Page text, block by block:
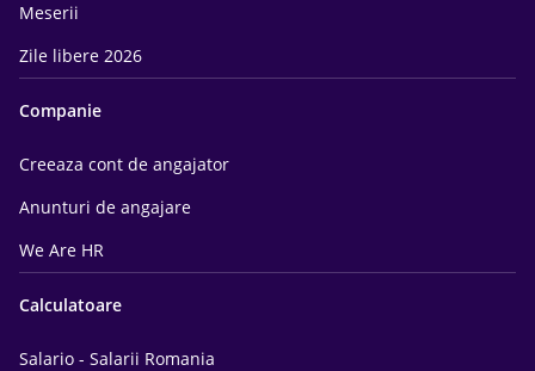
Meserii
Zile libere 2026
Companie
Creeaza cont de angajator
Anunturi de angajare
We Are HR
Calculatoare
Salario - Salarii Romania